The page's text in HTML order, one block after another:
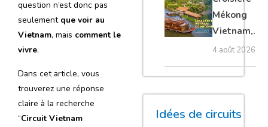
question n’est donc pas
seulement que voir au
Vietnam, mais comment le
vivre.
Dans cet article, vous
trouverez une réponse
claire à la recherche
“Circuit Vietnam
saison et
conseils
pour bien le
Mékong
Vietnam,
Cambodge
et Laos :
guide
complet
4 août 2026
Idées de circuits